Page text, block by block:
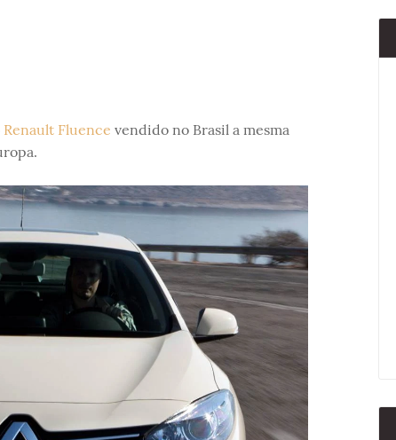
Renault Fluence vendido no Brasil a mesma